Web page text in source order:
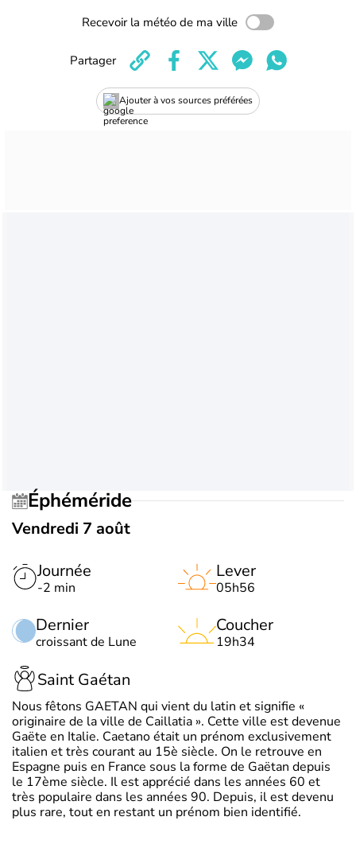
Recevoir la météo de ma ville
Ajouter à vos sources préférées
Partager
Éphéméride
Vendredi 7 août
Journée
-2 min
Dernier
croissant de Lune
Lever
05h56
Coucher
19h34
Saint Gaétan
Nous fêtons GAETAN qui vient du latin et signifie «
originaire de la ville de Caillatia ». Cette ville est devenue
Gaëte en Italie. Caetano était un prénom exclusivement
italien et très courant au 15è siècle. On le retrouve en
Espagne puis en France sous la forme de Gaëtan depuis
le 17ème siècle. Il est apprécié dans les années 60 et
très populaire dans les années 90. Depuis, il est devenu
plus rare, tout en restant un prénom bien identifié.